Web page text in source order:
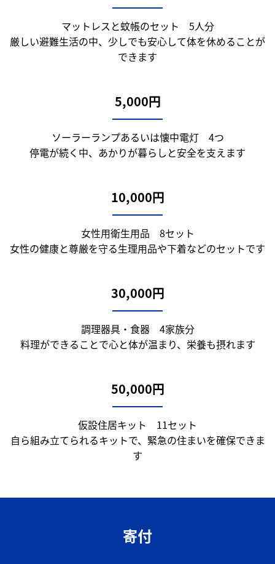
マットレスと蚊帳のセット 5人分
厳しい避難生活の中、少しでも安心して体を休めることが
できます
5,000円
ソーラーランプあるいは懐中電灯 4つ
停電が続く中、あかりが暮らしと安全を支えます
10,000円
女性用衛生用品 8セット
女性の健康と尊厳を守る生理用品や下着などのセットです
30,000円
調理器具・食器 4家族分
料理ができることで心と体が温まり、栄養も摂れます
50,000円
仮設住居キット 11セット
自ら組み立てられるキットで、緊急の住まいを確保できま
す
寄付